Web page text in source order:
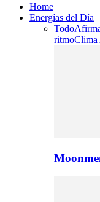
Home
Energías del Día
Todo
ritmoClima